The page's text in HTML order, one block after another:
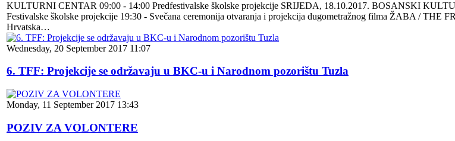
KULTURNI CENTAR 09:00 - 14:00 Predfestivalske školske projekcije SRIJEDA, 18.10.2017. BOSANSKI
Festivalske školske projekcije 19:30 - Svečana ceremonija otvaranja i projekcija dugometražnog filma ŽABA / THE
Hrvatska…
Wednesday, 20 September 2017 11:07
6. TFF: Projekcije se održavaju u BKC-u i Narodnom pozorištu Tuzla
Monday, 11 September 2017 13:43
POZIV ZA VOLONTERE